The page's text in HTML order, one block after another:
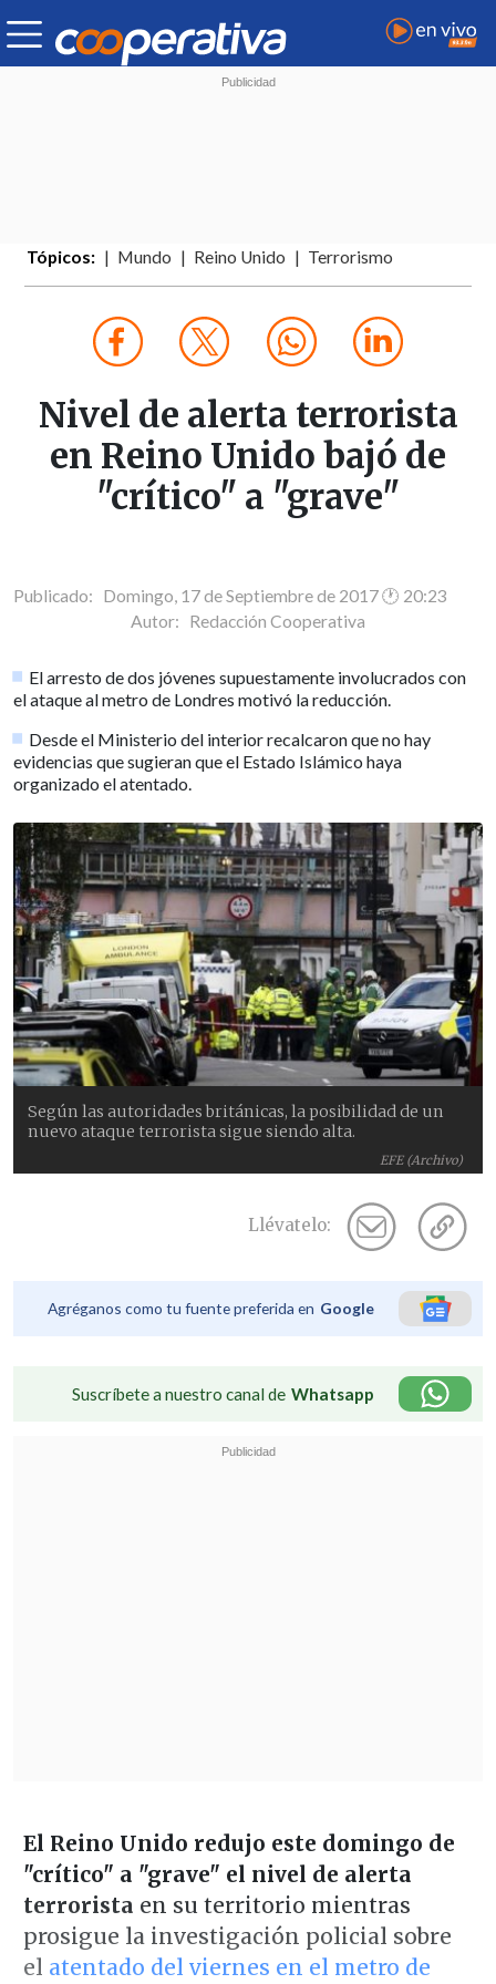
Tópicos: Mundo Reino Unido Terrorismo
Nivel de alerta terrorista
en Reino Unido bajó de
"crítico" a "grave"
Publicado: Domingo, 17 de Septiembre de 2017 🕐 20:23
Autor: Redacción Cooperativa
El arresto de dos jóvenes supuestamente involucrados con
el ataque al metro de Londres motivó la reducción.
Desde el Ministerio del interior recalcaron que no hay
evidencias que sugieran que el Estado Islámico haya
organizado el atentado.
EFE (Archivo)
Según las autoridades británicas, la posibilidad de un
nuevo ataque terrorista sigue siendo alta.
Llévatelo:
Agréganos como tu fuente preferida en Google
Suscríbete a nuestro canal de Whatsapp
El Reino Unido redujo este domingo de
"crítico" a "grave" el nivel de alerta
terrorista en su territorio mientras
prosigue la investigación policial sobre
el atentado del viernes en el metro de